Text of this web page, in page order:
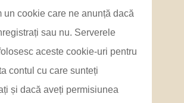
un cookie care ne anunță dacă
sau nu. Serverele
aceste cookie-uri pentru
contul cu care sunteți
și dacă aveți permisiunea